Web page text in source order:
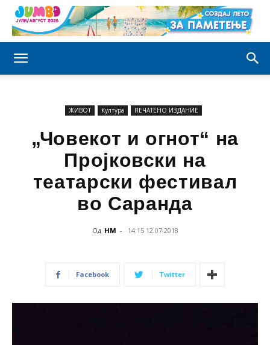
ЖИВОТ Култура ПЕЧАТЕНО ИЗДАНИЕ
„Човекот и огнот“ на
Пројковски на
театарски фестивал
во Саранда
Од НМ - 14:15 12.07.2018
Facebook Twitter